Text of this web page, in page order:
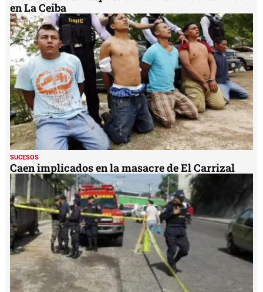
en La Ceiba
SUCESOS
Caen implicados en la masacre de El Carrizal